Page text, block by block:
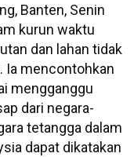
Banten, Senin
kurun waktu
dan lahan tidak
Ia mencontohkan
mengganggu
dari negara-
tetangga dalam
dapat dikatakan